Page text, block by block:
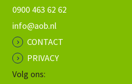
0900 463 62 62
info@aob.nl
CONTACT
PRIVACY
Volg ons: